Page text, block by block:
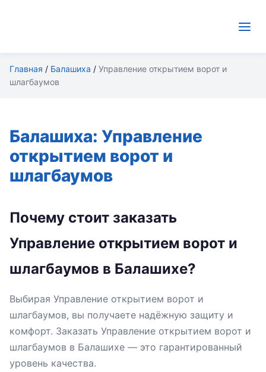
Главная / Балашиха / Управление открытием ворот и
шлагбаумов
Балашиха: Управление
открытием ворот и
шлагбаумов
Почему стоит заказать
Управление открытием ворот и
шлагбаумов в Балашихе?
Выбирая Управление открытием ворот и
шлагбаумов, вы получаете надёжную защиту и
комфорт. Заказать Управление открытием ворот и
шлагбаумов в Балашихе — это гарантированный
уровень качества.